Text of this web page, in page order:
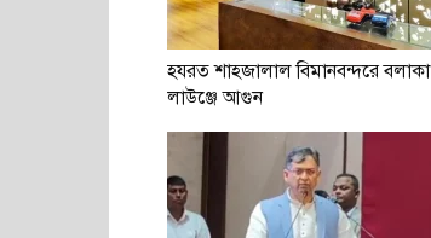
হযরত শাহজালাল বিমানবন্দরে বলাকা
লাউঞ্জে আগুন